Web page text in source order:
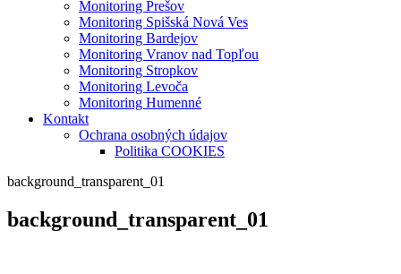
Monitoring Prešov
Monitoring Spišská Nová Ves
Monitoring Bardejov
Monitoring Vranov nad Topľou
Monitoring Stropkov
Monitoring Levoča
Monitoring Humenné
Kontakt
Ochrana osobných údajov
Politika COOKIES
background_transparent_01
background_transparent_01